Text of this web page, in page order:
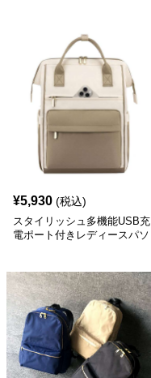
¥5,930 (税込)
スタイリッシュ多機能USB充
電ポート付きレディースパソ